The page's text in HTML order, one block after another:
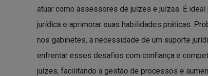
atuar como assessores de juízes e juízas. É
jurídica e aprimorar suas habilidades práticas.
nos gabinetes, a necessidade de um suporte
enfrentar esses desafios com confiança e
juízes, facilitando a gestão de processos e